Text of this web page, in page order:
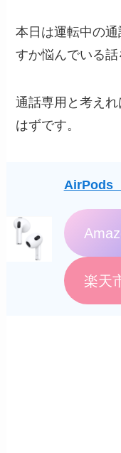
本日は運転中の
すか悩んでいる話
通話専用と考え
はずです。
AirPods
楽天